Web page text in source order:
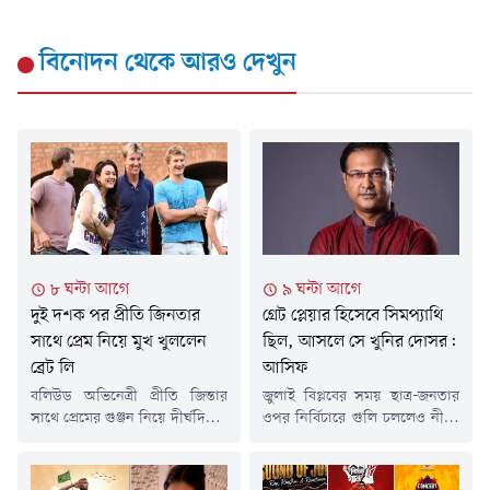
বিনোদনথেকে আরও দেখুন
৮ ঘন্টা আগে
দুই দশক পর প্রীতি জিনতার
সাথে প্রেম নিয়ে মুখ খুললেন
ব্রেট লি
বলিউড অভিনেত্রী প্রীতি জিন্তার
সাথে প্রেমের গুঞ্জন নিয়ে দীর্ঘদিনের
দশক পর মুখ খুলেছেন অস্ট্রেলিয়ার
কিংবদন্তি পেসার ব্রেট লি। তিনি
৯ ঘন্টা আগে
গ্রেট প্লেয়ার হিসেবে সিমপ‍্যাথি
ছিল, আসলে সে খুনির দোসর:
আসিফ
জুলাই বিপ্লবের সময় ছাত্র-জনতার
ওপর নির্বিচারে গুলি চললেও নীরব
সংসদ সদস্য ও জাতীয় দলের
ক্রিকেটার সাকিব আল হাসান। এতে